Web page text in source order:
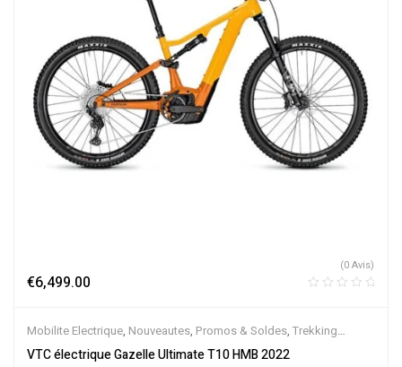
€6,499.00
(0 Avis)
Mobilite Electrique, Nouveautes, Promos & Soldes, Trekking
électrique,Vélo électrique ville,Velos Electriques,VTC Electrique
VTC électrique Gazelle Ultimate T10 HMB 2022